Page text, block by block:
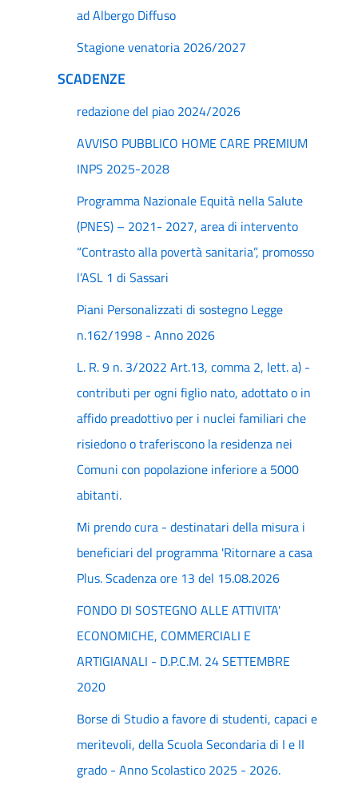
ad Albergo Diffuso
Stagione venatoria 2026/2027
SCADENZE
redazione del piao 2024/2026
AVVISO PUBBLICO HOME CARE PREMIUM
INPS 2025-2028
Programma Nazionale Equità nella Salute
(PNES) – 2021- 2027, area di intervento
“Contrasto alla povertà sanitaria”, promosso
l’ASL 1 di Sassari
Piani Personalizzati di sostegno Legge
n.162/1998 - Anno 2026
L. R. 9 n. 3/2022 Art.13, comma 2, lett. a) -
contributi per ogni figlio nato, adottato o in
affido preadottivo per i nuclei familiari che
risiedono o traferiscono la residenza nei
Comuni con popolazione inferiore a 5000
abitanti.
Mi prendo cura - destinatari della misura i
beneficiari del programma 'Ritornare a casa
Plus. Scadenza ore 13 del 15.08.2026
FONDO DI SOSTEGNO ALLE ATTIVITA'
ECONOMICHE, COMMERCIALI E
ARTIGIANALI - D.P.C.M. 24 SETTEMBRE
2020
Borse di Studio a favore di studenti, capaci e
meritevoli, della Scuola Secondaria di I e II
grado - Anno Scolastico 2025 - 2026.